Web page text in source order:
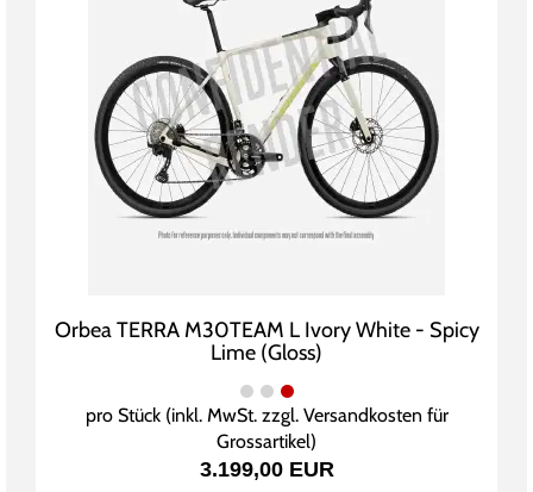
Orbea TERRA M30TEAM L Ivory White - Spicy
Lime (Gloss)
pro Stück (inkl. MwSt. zzgl. Versandkosten für
Grossartikel)
3.199,00 EUR